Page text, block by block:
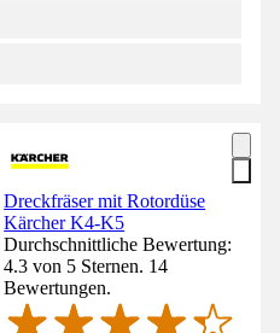
Dreckfräser mit Rotordüse
Kärcher K4-K5
Durchschnittliche Bewertung:
4.3 von 5 Sternen. 14
Bewertungen.